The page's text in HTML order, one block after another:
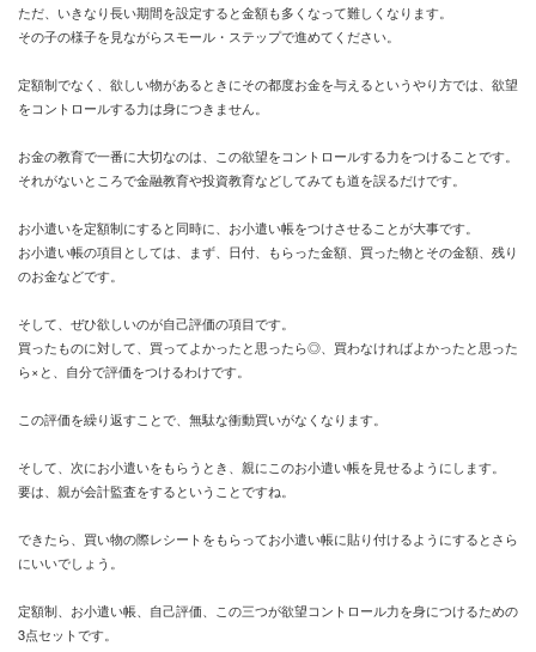
ただ、いきなり長い期間を設定すると金額も多くなって難しくなります。
その子の様子を見ながらスモール・ステップで進めてください。
定額制でなく、欲しい物があるときにその都度お金を与えるというやり方では、欲望
をコントロールする力は身につきません。
お金の教育で一番に大切なのは、この欲望をコントロールする力をつけることです。
それがないところで金融教育や投資教育などしてみても道を誤るだけです。
お小遣いを定額制にすると同時に、お小遣い帳をつけさせることが大事です。
お小遣い帳の項目としては、まず、日付、もらった金額、買った物とその金額、残り
のお金などです。
そして、ぜひ欲しいのが自己評価の項目です。
買ったものに対して、買ってよかったと思ったら◎、買わなければよかったと思った
ら×と、自分で評価をつけるわけです。
この評価を繰り返すことで、無駄な衝動買いがなくなります。
そして、次にお小遣いをもらうとき、親にこのお小遣い帳を見せるようにします。
要は、親が会計監査をするということですね。
できたら、買い物の際レシートをもらってお小遣い帳に貼り付けるようにするとさら
にいいでしょう。
定額制、お小遣い帳、自己評価、この三つが欲望コントロール力を身につけるための
3点セットです。